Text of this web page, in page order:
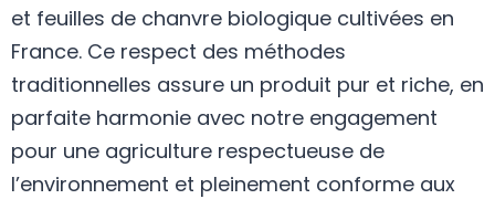
et feuilles de chanvre biologique cultivées en
France. Ce respect des méthodes
traditionnelles assure un produit pur et riche, en
parfaite harmonie avec notre engagement
pour une agriculture respectueuse de
l’environnement et pleinement conforme aux